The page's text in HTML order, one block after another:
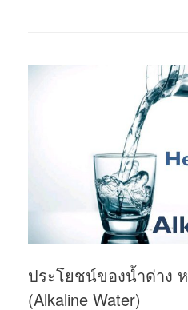
ประโยชน์ของน้ำด่าง
(Alkaline Water)